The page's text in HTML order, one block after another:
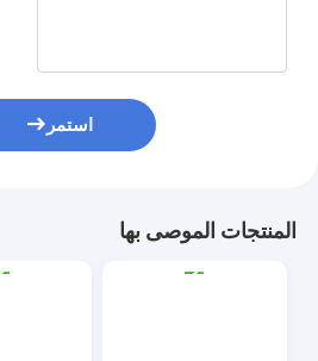
استمر
المنتجات الموصى بها